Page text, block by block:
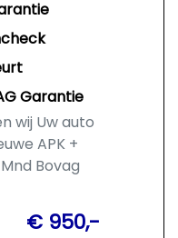
Garantie
wij Uw auto
APK +
Bovag
€ 950,-